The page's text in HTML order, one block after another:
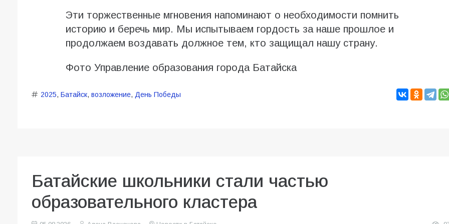
Эти торжественные мгновения напоминают о необходимости помнить
историю и беречь мир. Мы испытываем гордость за наше прошлое и
продолжаем воздавать должное тем, кто защищал нашу страну.
Фото Управление образования города Батайска
2025, Батайск, возложение, День Победы
Батайские школьники стали частью
образовательного кластера